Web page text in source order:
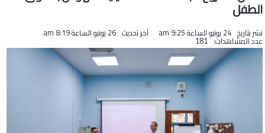
الطفل
نشر بتاريخ 24 يونيو الساعة 9:25 am آخر تحديث 26 يونيو الساعة 8:19 am
عدد المشاهدات: 181